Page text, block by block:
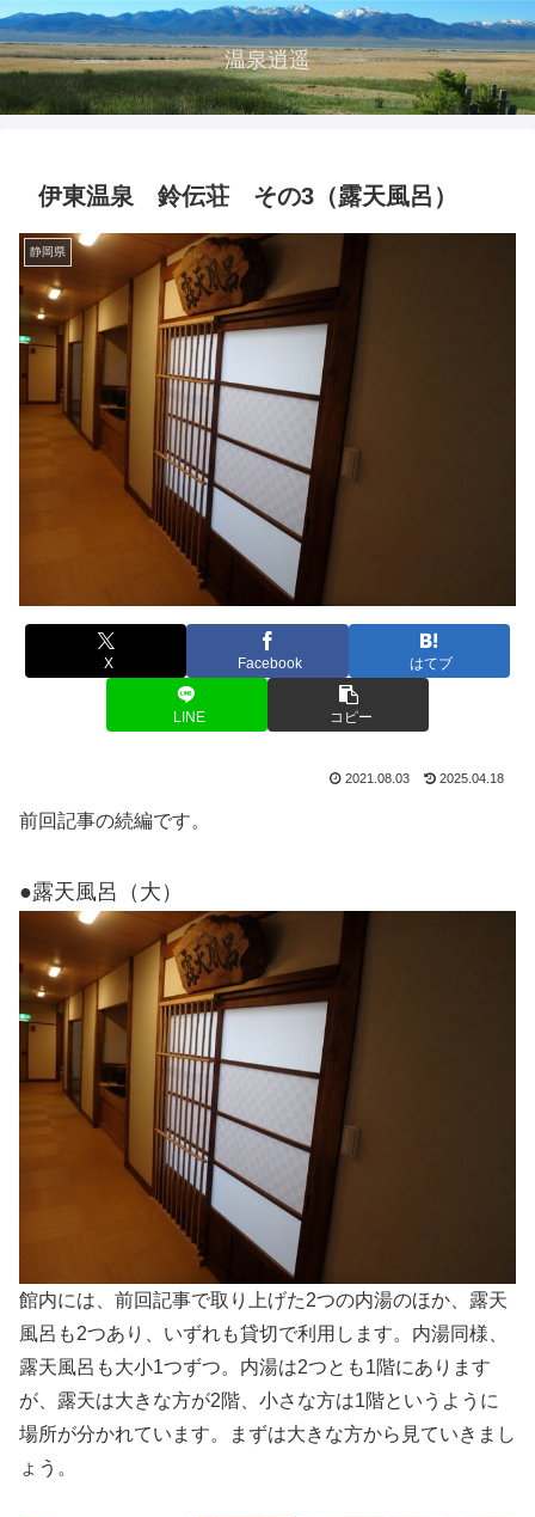
温泉逍遥
伊東温泉 鈴伝荘 その3（露天風呂）
静岡県
X Facebook はてブ
LINE コピー
2021.08.03 2025.04.18
前回記事の続編です。
●露天風呂（大）
館内には、前回記事で取り上げた2つの内湯のほか、露天
風呂も2つあり、いずれも貸切で利用します。内湯同様、
露天風呂も大小1つずつ。内湯は2つとも1階にあります
が、露天は大きな方が2階、小さな方は1階というように
場所が分かれています。まずは大きな方から見ていきまし
ょう。